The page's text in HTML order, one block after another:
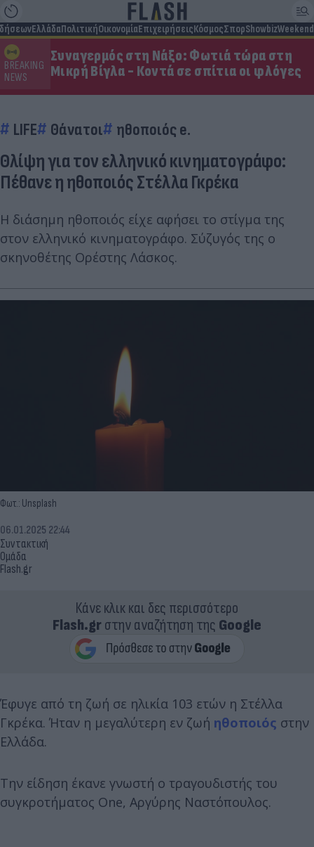
ΕλλάδαΠολιτικήΟικονομίαΕπιχειρήσειςΚόσμοςΣπορShowbizWeekend
BREAKING
NEWS
Συναγερμός στη Νάξο: Φωτιά τώρα στη
Μικρή Βίγλα - Κοντά σε σπίτια οι φλόγες
LIFE Θάνατοι ηθοποιός e.
Θλίψη για τον ελληνικό κινηματογράφο:
Πέθανε η ηθοποιός Στέλλα Γκρέκα
Η διάσημη ηθοποιός είχε αφήσει το στίγμα της
στον ελληνικό κινηματογράφο. Σύζυγός της ο
σκηνοθέτης Ορέστης Λάσκος.
Φωτ.: Unsplash
Συντακτική
Ομάδα
Flash.gr
06.01.2025 22:44
Κάνε κλικ και δες περισσότερο
Flash.grστην αναζήτηση της Google
Έφυγε από τη ζωή σε ηλικία 103 ετών η Στέλλα
Γκρέκα. Ήταν η μεγαλύτερη εν ζωή ηθοποιός στην
Ελλάδα.
Την είδηση έκανε γνωστή ο τραγουδιστής του
συγκροτήματος One, Αργύρης Ναστόπουλος.